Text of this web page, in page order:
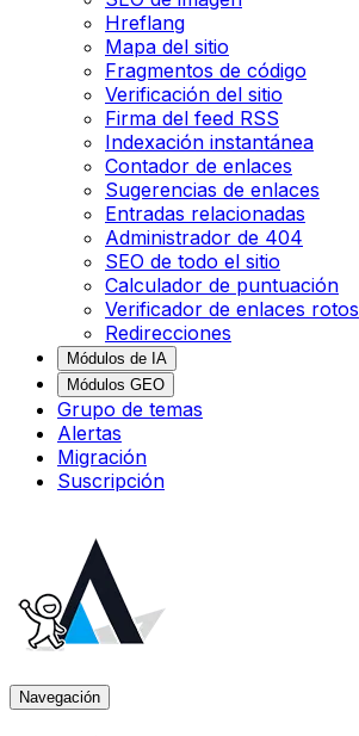
Hreflang
Mapa del sitio
Fragmentos de código
Verificación del sitio
Firma del feed RSS
Indexación instantánea
Contador de enlaces
Sugerencias de enlaces
Entradas relacionadas
Administrador de 404
SEO de todo el sitio
Calculador de puntuación
Verificador de enlaces rotos
Redirecciones
Módulos de IA
Módulos GEO
Grupo de temas
Alertas
Migración
Suscripción
Navegación